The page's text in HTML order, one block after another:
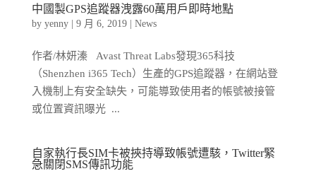
中國製GPS追蹤器洩露60萬用戶即時地點
by yenny| 9 月 6, 2019| News
作者/林妍溱 Avast Threat Labs發現365科技
（Shenzhen i365 Tech）生產的GPS追蹤器，在網站登
入機制上有安全缺失，可能導致使用者的帳號被接管
或位置資訊曝光 ...
自家執行長SIM卡被挾持導致帳號遭駭，Twitter緊
急關閉SMS傳訊功能